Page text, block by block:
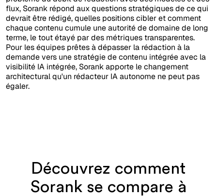
flux, Sorank répond aux questions stratégiques de ce qui
devrait être rédigé, quelles positions cibler et comment
chaque contenu cumule une autorité de domaine de long
terme, le tout étayé par des métriques transparentes.
Pour les équipes prêtes à dépasser la rédaction à la
demande vers une stratégie de contenu intégrée avec la
visibilité IA intégrée, Sorank apporte le changement
architectural qu'un rédacteur IA autonome ne peut pas
égaler.
Découvrez comment
Sorank se compare à